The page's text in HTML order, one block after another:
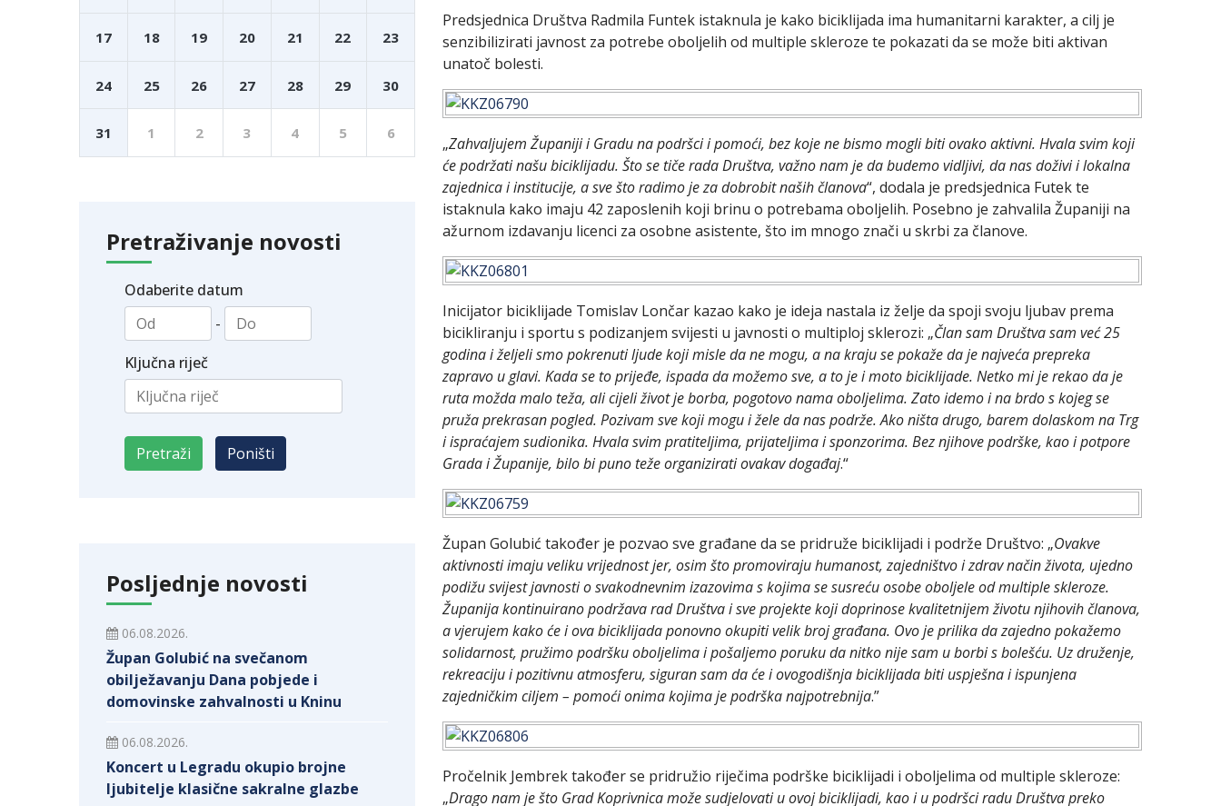
17 18 19 20 21 22 23
24 25 26 27 28 29 30
31 1 2 3 4 5 6
Pretraživanje novosti
Odaberite datum
-
Ključna riječ
Posljednje novosti
06.08.2026.
Župan Golubić na svečanom
obilježavanju Dana pobjede i
domovinske zahvalnosti u Kninu
06.08.2026.
Koncert u Legradu okupio brojne
ljubitelje klasične sakralne glazbe
Predsjednica Društva Radmila Funtek istaknula je kako biciklijada ima humanitarni karakter, a cilj je
senzibilizirati javnost za potrebe oboljelih od multiple skleroze te pokazati da se može biti aktivan
unatoč bolesti.
„Zahvaljujem Županiji i Gradu na podršci i pomoći, bez koje ne bismo mogli biti ovako aktivni. Hvala svim koji
će podržati našu biciklijadu. Što se tiče rada Društva, važno nam je da budemo vidljivi, da nas doživi i lokalna
zajednica i institucije, a sve što radimo je za dobrobit naših članova“, dodala je predsjednica Futek te
istaknula kako imaju 42 zaposlenih koji brinu o potrebama oboljelih. Posebno je zahvalila Županiji na
ažurnom izdavanju licenci za osobne asistente, što im mnogo znači u skrbi za članove.
Inicijator biciklijade Tomislav Lončar kazao kako je ideja nastala iz želje da spoji svoju ljubav prema
bicikliranju i sportu s podizanjem svijesti u javnosti o multiploj sklerozi: „Član sam Društva sam već 25
godina i željeli smo pokrenuti ljude koji misle da ne mogu, a na kraju se pokaže da je najveća prepreka
zapravo u glavi. Kada se to prijeđe, ispada da možemo sve, a to je i moto biciklijade. Netko mi je rekao da je
ruta možda malo teža, ali cijeli život je borba, pogotovo nama oboljelima. Zato idemo i na brdo s kojeg se
pruža prekrasan pogled. Pozivam sve koji mogu i žele da nas podrže. Ako ništa drugo, barem dolaskom na Trg
i ispraćajem sudionika. Hvala svim pratiteljima, prijateljima i sponzorima. Bez njihove podrške, kao i potpore
Grada i Županije, bilo bi puno teže organizirati ovakav događaj.“
Župan Golubić također je pozvao sve građane da se pridruže biciklijadi i podrže Društvo: „Ovakve
aktivnosti imaju veliku vrijednost jer, osim što promoviraju humanost, zajedništvo i zdrav način života, ujedno
podižu svijest javnosti o svakodnevnim izazovima s kojima se susreću osobe oboljele od multiple skleroze.
Županija kontinuirano podržava rad Društva i sve projekte koji doprinose kvalitetnijem životu njihovih članova,
a vjerujem kako će i ova biciklijada ponovno okupiti velik broj građana. Ovo je prilika da zajedno pokažemo
solidarnost, pružimo podršku oboljelima i pošaljemo poruku da nitko nije sam u borbi s bolešću. Uz druženje,
rekreaciju i pozitivnu atmosferu, siguran sam da će i ovogodišnja biciklijada biti uspješna i ispunjena
zajedničkim ciljem – pomoći onima kojima je podrška najpotrebnija.”
Pročelnik Jembrek također se pridružio riječima podrške biciklijadi i oboljelima od multiple skleroze:
„Drago nam je što Grad Koprivnica može sudjelovati u ovoj biciklijadi, kao i u podršci radu Društva preko